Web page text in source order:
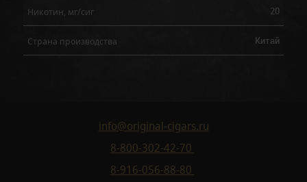
Никотин, мг/сиг 20
Страна производства Китай
info@original-cigars.ru
8-800-302-42-70
8-916-056-88-80